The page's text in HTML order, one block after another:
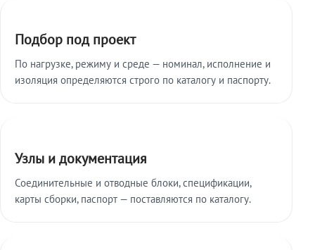
Подбор под проект
По нагрузке, режиму и среде — номинал, исполнение и
изоляция определяются строго по каталогу и паспорту.
Узлы и документация
Соединительные и отводные блоки, спецификации,
карты сборки, паспорт — поставляются по каталогу.